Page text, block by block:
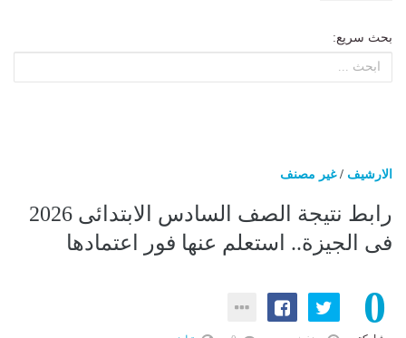
بحث سريع:
الارشيف /غير مصنف
رابط نتيجة الصف السادس الابتدائى 2026
فى الجيزة.. استعلم عنها فور اعتمادها
0